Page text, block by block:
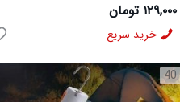
۱۲۹,۰۰۰ تومان
خرید سریع
40